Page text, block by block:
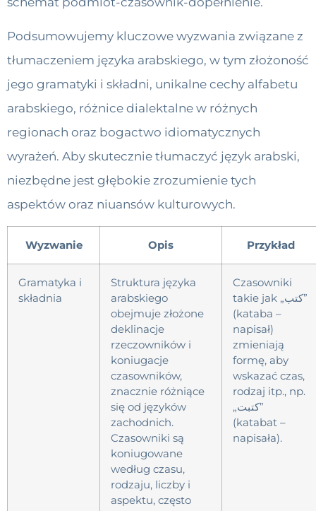
Podsumowujemy kluczowe wyzwania związane z
tłumaczeniem języka arabskiego, w tym złożoność
jego gramatyki i składni, unikalne cechy alfabetu
arabskiego, różnice dialektalne w różnych
regionach oraz bogactwo idiomatycznych
wyrażeń. Aby skutecznie tłumaczyć język arabski,
niezbędne jest głębokie zrozumienie tych
aspektów oraz niuansów kulturowych.
Wyzwanie Opis Przykład
Gramatyka i
składnia
Struktura języka
arabskiego
obejmuje złożone
deklinacje
rzeczowników i
koniugacje
czasowników,
znacznie różniące
się od języków
zachodnich.
Czasowniki są
koniugowane
według czasu,
rodzaju, liczby i
aspektu, często
Czasowniki
takie jak „كتب”
(kataba –
napisał)
zmieniają
formę, aby
wskazać czas,
rodzaj itp., np.
„كتبت”
(katabat –
napisała).